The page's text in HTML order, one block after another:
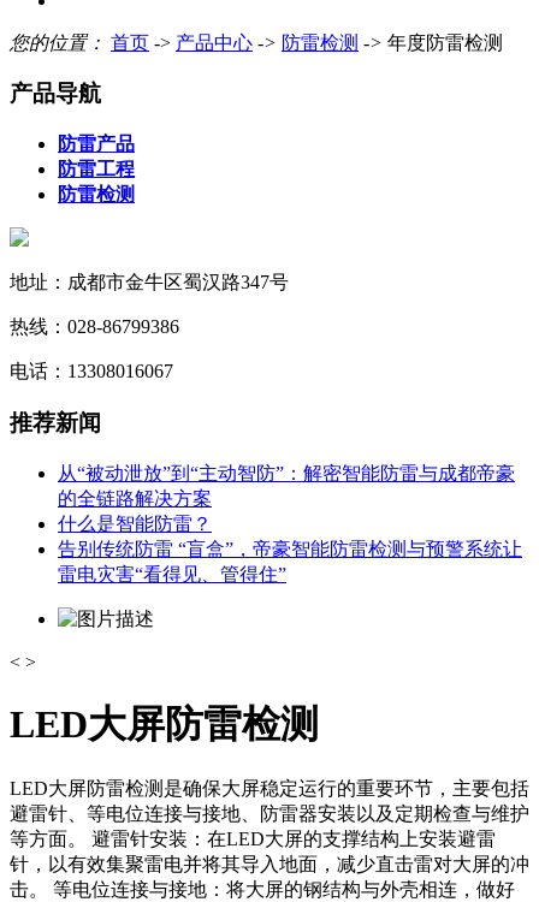
您的位置： 首页 -> 产品中心 -> 防雷检测 -> 年度防雷检测
产品导航
防雷产品
防雷工程
防雷检测
地址：成都市金牛区蜀汉路347号
热线：028-86799386
电话：13308016067
推荐新闻
从“被动泄放”到“主动智防”：解密智能防雷与成都帝豪
的全链路解决方案
什么是智能防雷？
告别传统防雷 “盲盒”，帝豪智能防雷检测与预警系统让
雷电灾害“看得见、管得住”
< >
LED大屏防雷检测
‌LED大屏防雷检测是确保大屏稳定运行的重要环节，主要包括
避雷针、等电位连接与接地、防雷器安装以及定期检查与维护
等方面‌。 ‌避雷针安装‌：在LED大屏的支撑结构上安装避雷
针，以有效集聚雷电并将其导入地面，减少直击雷对大屏的冲
击。 ‌等电位连接与接地‌：将大屏的钢结构与外壳相连，做好